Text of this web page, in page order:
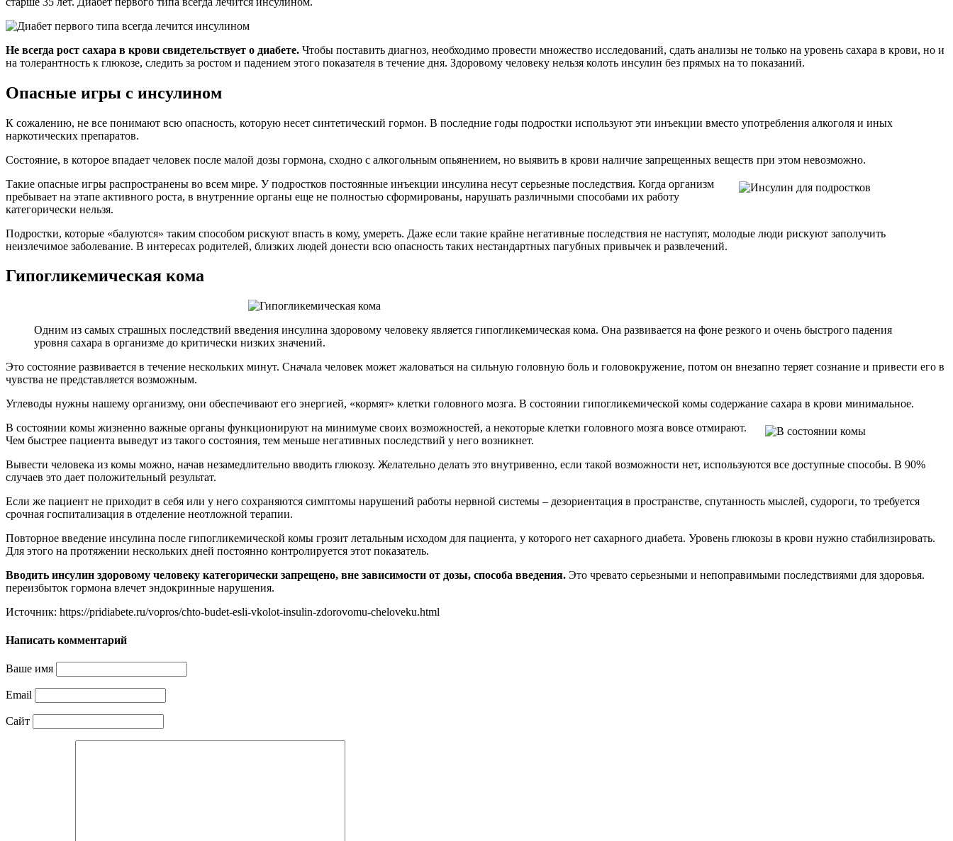
Не всегда рост сахара в крови свидетельствует о диабете. Чтобы поставить диагноз, необходимо провести множество исследований, сдать анализы не только на уровень сахара в крови, но и
на толерантность к глюкозе, следить за ростом и падением этого показателя в течение дня. Здоровому человеку нельзя колоть инсулин без прямых на то показаний.
Опасные игры с инсулином
К сожалению, не все понимают всю опасность, которую несет синтетический гормон. В последние годы подростки используют эти инъекции вместо употребления алкоголя и иных
наркотических препаратов.
Состояние, в которое впадает человек после малой дозы гормона, сходно с алкогольным опьянением, но выявить в крови наличие запрещенных веществ при этом невозможно.
Такие опасные игры распространены во всем мире. У подростков постоянные инъекции инсулина несут серьезные последствия. Когда организм
пребывает на этапе активного роста, в внутренние органы еще не полностью сформированы, нарушать различными способами их работу
категорически нельзя.
Подростки, которые «балуются» таким способом рискуют впасть в кому, умереть. Даже если такие крайне негативные последствия не наступят, молодые люди рискуют заполучить
неизлечимое заболевание. В интересах родителей, близких людей донести всю опасность таких нестандартных пагубных привычек и развлечений.
Гипогликемическая кома
Одним из самых страшных последствий введения инсулина здоровому человеку является гипогликемическая кома. Она развивается на фоне резкого и очень быстрого падения
уровня сахара в организме до критически низких значений.
Это состояние развивается в течение нескольких минут. Сначала человек может жаловаться на сильную головную боль и головокружение, потом он внезапно теряет сознание и привести его в
чувства не представляется возможным.
Углеводы нужны нашему организму, они обеспечивают его энергией, «кормят» клетки головного мозга. В состоянии гипогликемической комы содержание сахара в крови минимальное.
В состоянии комы жизненно важные органы функционируют на минимуме своих возможностей, а некоторые клетки головного мозга вовсе отмирают.
Чем быстрее пациента выведут из такого состояния, тем меньше негативных последствий у него возникнет.
Вывести человека из комы можно, начав незамедлительно вводить глюкозу. Желательно делать это внутривенно, если такой возможности нет, используются все доступные способы. В 90%
случаев это дает положительный результат.
Если же пациент не приходит в себя или у него сохраняются симптомы нарушений работы нервной системы – дезориентация в пространстве, спутанность мыслей, судороги, то требуется
срочная госпитализация в отделение неотложной терапии.
Повторное введение инсулина после гипогликемической комы грозит летальным исходом для пациента, у которого нет сахарного диабета. Уровень глюкозы в крови нужно стабилизировать.
Для этого на протяжении нескольких дней постоянно контролируется этот показатель.
Вводить инсулин здоровому человеку категорически запрещено, вне зависимости от дозы, способа введения. Это чревато серьезными и непоправимыми последствиями для здоровья.
переизбыток гормона влечет эндокринные нарушения.
Источник: https://pridiabete.ru/vopros/chto-budet-esli-vkolot-insulin-zdorovomu-cheloveku.html
Написать комментарий
Ваше имя
Email
Сайт